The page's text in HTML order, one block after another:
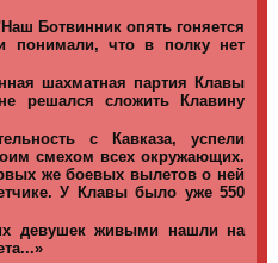
Ботвинник опять гоняется
понимали, что в полку нет
шахматная партия Клавы
решался сложить Клавину
с Кавказа, успели
смехом всех окружающих.
же боевых вылетов о ней
У Клавы было уже 550
девушек живыми нашли на